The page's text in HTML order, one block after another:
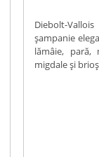
Diebolt-
șampanie
lămâie,
migdale și